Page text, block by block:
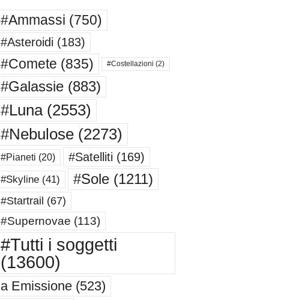
#Ammassi (750)
#Asteroidi (183)
#Comete (835) #Costellazioni (2)
#Galassie(883)
#Luna(2553)
#Nebulose(2273)
#Pianeti (20) #Satelliti (169)
#Skyline(41) #Sole(1211)
#Startrail (67)
#Supernovae (113)
#Tutti i soggetti
(13600)
a Emissione(523)